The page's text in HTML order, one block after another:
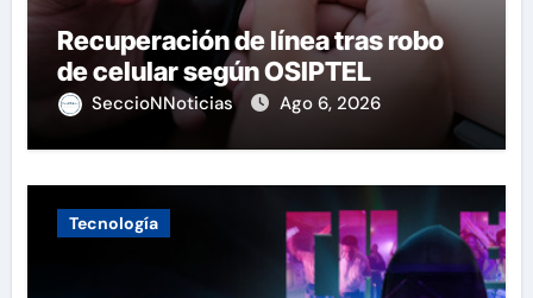
Recuperación de línea tras robo
de celular según OSIPTEL
SeccioNNoticias Ago 6, 2026
Tecnología